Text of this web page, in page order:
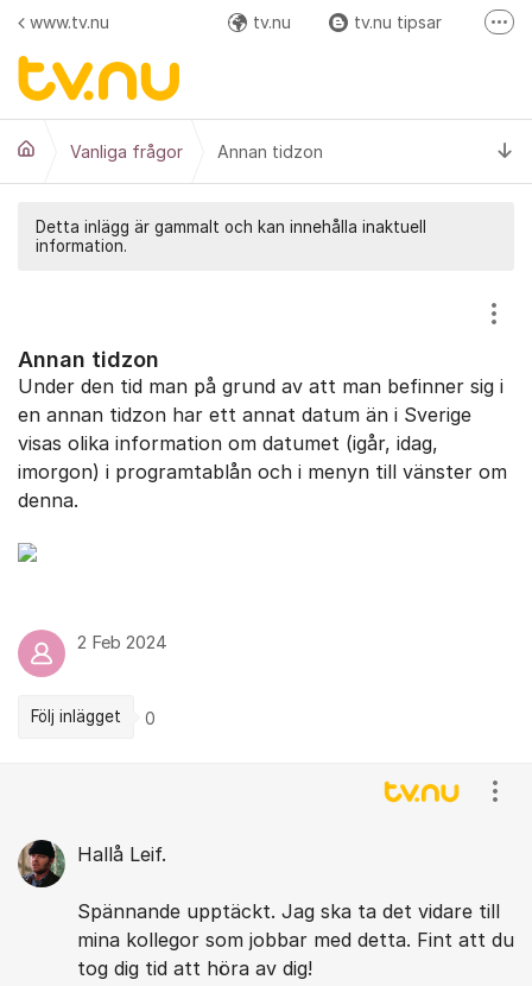
Hoppa till innehåll
www.tv.nu tv.nu tv.nu tipsar
Vanliga frågor Annan tidzon
Detta inlägg är gammalt och kan innehålla inaktuell
information.
Annan tidzon
Under den tid man på grund av att man befinner sig i
en annan tidzon har ett annat datum än i Sverige
visas olika information om datumet (igår, idag,
imorgon) i programtablån och i menyn till vänster om
denna.
2 Feb 2024
Följ inlägget 0
Hallå Leif.
Spännande upptäckt. Jag ska ta det vidare till
mina kollegor som jobbar med detta. Fint att du
tog dig tid att höra av dig!